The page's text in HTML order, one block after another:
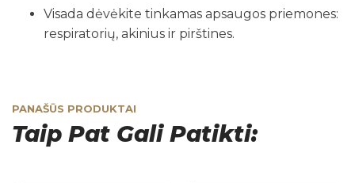
Visada dėvėkite tinkamas apsaugos priemones:
respiratorių, akinius ir pirštines.
PANAŠŪS PRODUKTAI
Taip Pat Gali Patikti: